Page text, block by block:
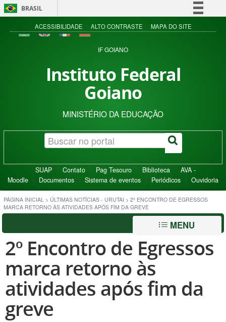
BRASIL
Simplifique!
Acesso à informação
ACESSIBILIDADE ALTO CONTRASTE MAPA DO SITE
IF GOIANO
Instituto Federal
Goiano
MINISTÉRIO DA EDUCAÇÃO
SUAP Contato Pag Tesouro Biblioteca
AVA -
Moodle
Documentos Sistema de eventos Periódicos Ouvidoria
PÁGINA INICIAL > ÚLTIMAS NOTÍCIAS - URUTAI > 2º ENCONTRO DE EGRESSOS
MARCA RETORNO ÀS ATIVIDADES APÓS FIM DA GREVE
MENU
2º Encontro de Egressos
marca retorno às
atividades após fim da
greve